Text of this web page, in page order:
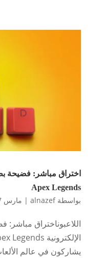
اختراق مباشر: فضيحة
Apex Legends
بواسطةalnazef
| مارس 27, 2025
اللاعبوناختراق مباشر:
يشاركون في عالم